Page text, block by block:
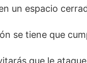
un espacio
se tiene que
que le